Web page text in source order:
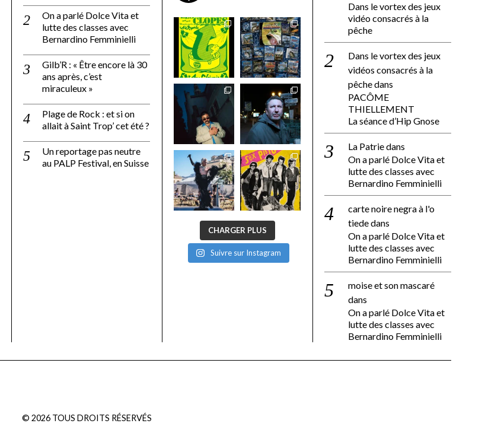
On a parlé Dolce Vita et
lutte des classes avec
Bernardino Femminielli
Gilb’R : « Être encore là 30
ans après, c’est
miraculeux »
Plage de Rock : et si on
allait à Saint Trop’ cet été ?
Un reportage pas neutre
au PALP Festival, en Suisse
CHARGER PLUS
Suivre sur Instagram
Dans le vortex des jeux
vidéo consacrés à la
pêche
Dans le vortex des jeux
vidéos consacrés à la
pêchedans
PACÔME
THIELLEMENT
La séance d’Hip Gnose
La Patriedans
On a parlé Dolce Vita et
lutte des classes avec
Bernardino Femminielli
carte noire negra à l'o
tiededans
On a parlé Dolce Vita et
lutte des classes avec
Bernardino Femminielli
moise et son mascaré
dans
On a parlé Dolce Vita et
lutte des classes avec
Bernardino Femminielli
© 2026TOUS DROITS RÉSERVÉS